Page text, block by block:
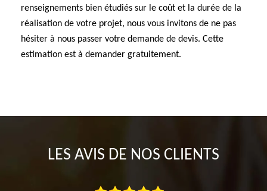
renseignements bien étudiés sur le coût et la durée de la
réalisation de votre projet, nous vous invitons de ne pas
hésiter à nous passer votre demande de devis. Cette
estimation est à demander gratuitement.
LES AVIS DE NOS CLIENTS